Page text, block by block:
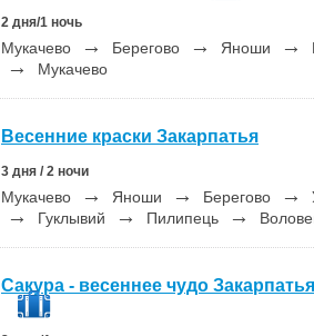
2 дня/1 ночь
Мукачево → Берегово → Яноши →
→ Мукачево
Весенние краски Закарпатья
3 дня / 2 ночи
Мукачево → Яноши → Берегово →
→ Гуклывий → Пилипець →
Сакура - весеннее чудо Закарпатья